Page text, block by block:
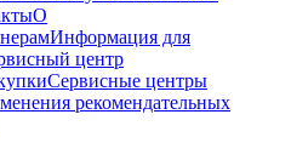
О
Информация для
центр
Сервисные центры
рекомендательных